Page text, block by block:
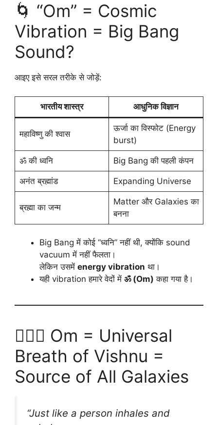
🌀 “Om” = Cosmic
Vibration = Big Bang
Sound?
आइए इसे सरल तरीके से जोड़ें:
भारतीय शास्त्र आधुनिक विज्ञान
महाविष्णु की श्वास
ऊर्जा का विस्फोट (Energy
burst)
ॐ की ध्वनि Big Bang की पहली कंपन
अनंत ब्रह्मांड Expanding Universe
ब्रह्मा का जन्म
Matter और Galaxies का
बनना
Big Bang में कोई “ध्वनि” नहीं थी, क्योंकि sound
vacuum में नहीं फैलता।
लेकिन उसमें energy vibration था।
यही vibration हमारे वेदों में ॐ (Om) कहा गया है।
🧘🏻‍♂️ Om = Universal
Breath of Vishnu =
Source of All Galaxies
“Just like a person inhales and